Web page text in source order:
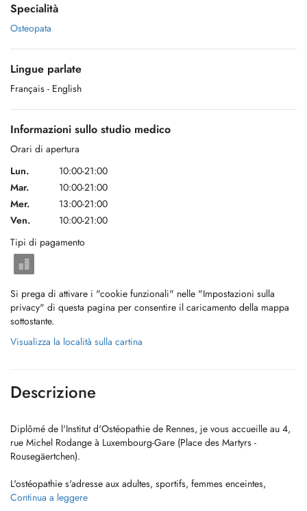
Specialità
Osteopata
Lingue parlate
Français - English
Informazioni sullo studio medico
Orari di apertura
Lun.
10:00-21:00
Mar.
10:00-21:00
Mer.
13:00-21:00
Ven.
10:00-21:00
Tipi di pagamento
Si prega di attivare i "cookie funzionali" nelle "Impostazioni sulla
privacy" di questa pagina per consentire il caricamento della mappa
sottostante.
Visualizza la località sulla cartina
Descrizione
Diplômé de l'Institut d'Ostéopathie de Rennes, je vous accueille au 4,
rue Michel Rodange à Luxembourg-Gare (Place des Martyrs -
Rousegäertchen).
L'ostéopathie s'adresse aux adultes, sportifs, femmes enceintes,
seniors, etc... Nombreux sont les motifs de consultations: douleurs
Continua a leggere